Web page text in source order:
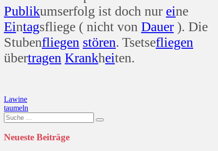
Publikumserfolg ist doch nur eine
Eintagsfliege ( nicht von Dauer ). Die
Stubenfliegen stören. Tsetsefliegen
übertragen Krankheiten.
Beitragsnavigation
Lawine
taumeln
Suche
nach:
Neueste Beiträge